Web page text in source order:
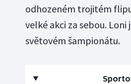
odhozeném trojitém
velké akci za sebou.
světovém šampionátu.